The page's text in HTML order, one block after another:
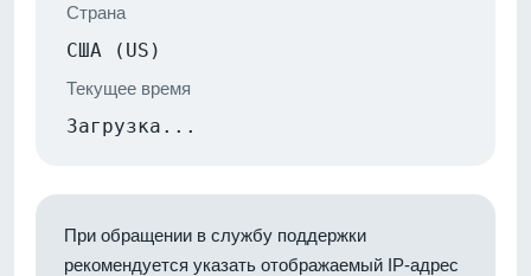
Страна
США (US)
Текущее время
Загрузка...
При обращении в службу поддержки
рекомендуется указать отображаемый IP-адрес